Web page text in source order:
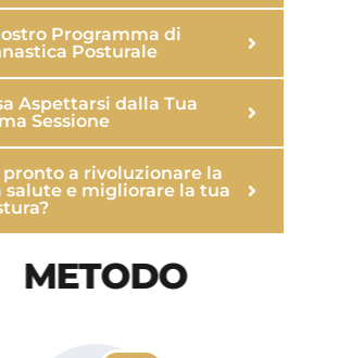
Programma di
Posturale
Aspettarsi dalla Tua
Sessione
pronto a rivoluzionare la
salute e migliorare la tua
METODO